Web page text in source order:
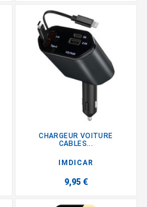
CHARGEUR VOITURE
CABLES...
IMDICAR
9,95 €